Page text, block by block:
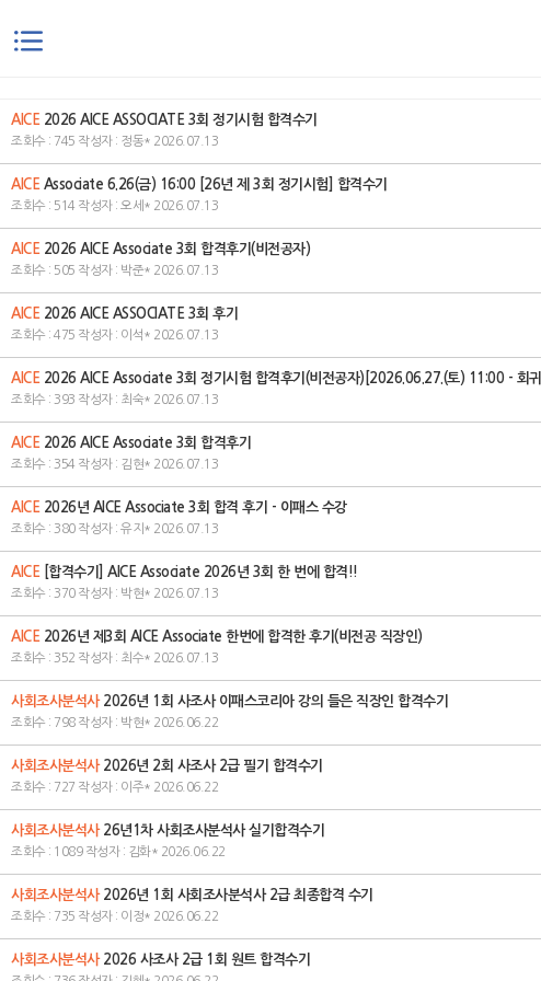
AICE 2026 AICE ASSOCIATE 3회 정기시험 합격수기
조회수 : 745 작성자 : 정동* 2026.07.13
AICE Associate 6.26(금) 16:00 [26년 제 3회 정기시험] 합격수기
조회수 : 514 작성자 : 오세* 2026.07.13
AICE 2026 AICE Associate 3회 합격후기(비전공자)
조회수 : 505 작성자 : 박준* 2026.07.13
AICE 2026 AICE ASSOCIATE 3회 후기
조회수 : 475 작성자 : 이석* 2026.07.13
AICE 2026 AICE Associate 3회 정기시험 합격후기(비전공자)[2026.06.27.(토) 11:00 - 회귀]
조회수 : 393 작성자 : 최숙* 2026.07.13
AICE 2026 AICE Associate 3회 합격후기
조회수 : 354 작성자 : 김현* 2026.07.13
AICE 2026년 AICE Associate 3회 합격 후기 - 이패스 수강
조회수 : 380 작성자 : 유지* 2026.07.13
AICE [합격수기] AICE Associate 2026년 3회 한 번에 합격!!
조회수 : 370 작성자 : 박현* 2026.07.13
AICE 2026년 제3회 AICE Associate 한번에 합격한 후기(비전공 직장인)
조회수 : 352 작성자 : 최수* 2026.07.13
사회조사분석사2026년 1회 사조사 이패스코리아 강의 들은 직장인 합격수기
조회수 : 798 작성자 : 박현* 2026.06.22
사회조사분석사2026년 2회 사조사 2급 필기 합격수기
조회수 : 727 작성자 : 이주* 2026.06.22
사회조사분석사26년1차 사회조사분석사 실기합격수기
조회수 : 1089 작성자 : 김화* 2026.06.22
사회조사분석사2026년 1회 사회조사분석사 2급 최종합격 수기
조회수 : 735 작성자 : 이정* 2026.06.22
사회조사분석사2026 사조사 2급 1회 원트 합격수기